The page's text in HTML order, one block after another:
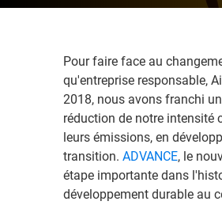
Pour faire face au
qu'entreprise responsable,
2018, nous avons franchi
réduction de notre intensité
leurs émissions, en
transition. ADVANCE, le
étape importante dans
développement durable au